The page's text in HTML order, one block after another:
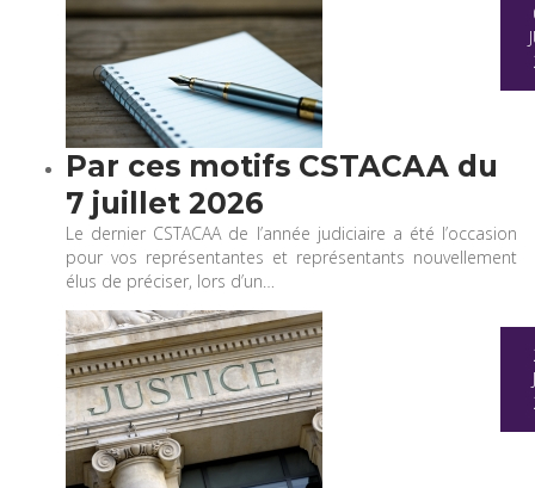
Par ces motifs CSTACAA du
7 juillet 2026
Le dernier CSTACAA de l’année judiciaire a été l’occasion
pour vos représentantes et représentants nouvellement
élus de préciser, lors d’un…